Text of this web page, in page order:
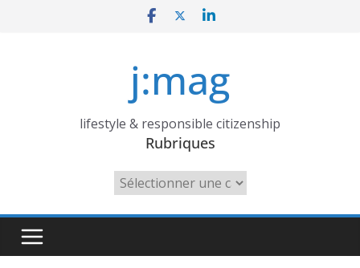
j:mag
lifestyle & responsible citizenship
Rubriques
Rubriques